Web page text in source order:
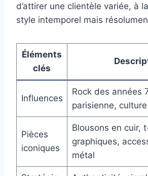
d’attirer une clientèle variée, à
style intemporel mais
Éléments
clés
Influences
Rock des années
parisienne,
Pièces
iconiques
Blousons en cuir,
graphiques,
métal